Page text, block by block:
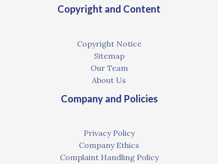
Copyright and Content
Copyright Notice
Sitemap
Our Team
About Us
Company and Policies
Privacy Policy
Company Ethics
Complaint Handling Policy